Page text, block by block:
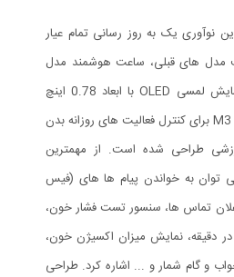
نوآوری یک به روز رسانی تمام عیار
های قبلی، ساعت هوشمند مدل
M3 جدید دارای صفحه نمایش لمسی OLED با ابعاد 0.78 اینچ
است. ساعت هوشمند مدل M3 برای کنترل فعالیت های روزانه بدن
طراحی شده است. از مهمترین
توان به خواندن پیام ها های (فیس
تماس ها، سنسور تست فشار خون،
دقیقه، نمایش میزان اکسیژن خون،
و گام شمار و ... اشاره کرد. طراحی